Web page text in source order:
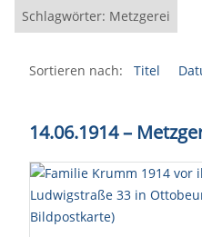
Schlagwörter: Metzgerei
Sortieren nach: Titel
14.06.1914 –